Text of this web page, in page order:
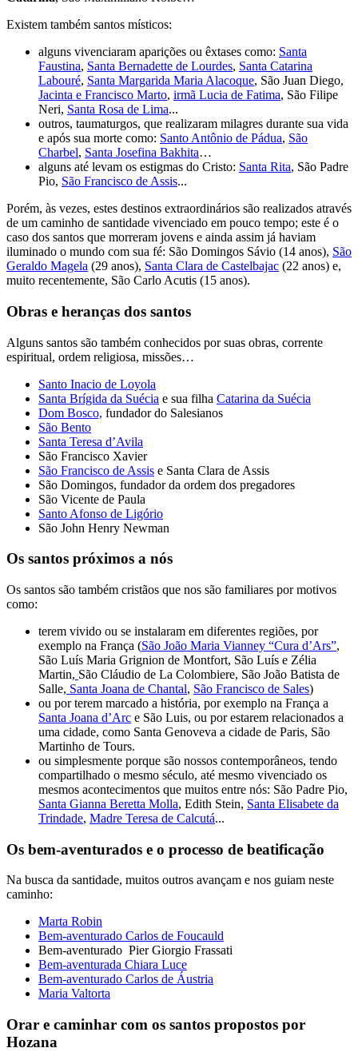
Existem também santos místicos:
alguns vivenciaram aparições ou êxtases como: Santa
Faustina, Santa Bernadette de Lourdes, Santa Catarina
Labouré, Santa Margarida Maria Alacoque, São Juan Diego,
Jacinta e Francisco Marto, irmã Lucia de Fatima, São Filipe
Neri, Santa Rosa de Lima...
outros, taumaturgos, que realizaram milagres durante sua vida
e após sua morte como: Santo Antônio de Pádua, São
Charbel, Santa Josefina Bakhita…
alguns até levam os estigmas do Cristo: Santa Rita, São Padre
Pio, São Francisco de Assis...
Porém, às vezes, estes destinos extraordinários são realizados através
de um caminho de santidade vivenciado em pouco tempo; este é o
caso dos santos que morreram jovens e ainda assim já haviam
iluminado o mundo com sua fé: São Domingos Sávio (14 anos), São
Geraldo Magela (29 anos), Santa Clara de Castelbajac (22 anos) e,
muito recentemente, São Carlo Acutis (15 anos).
Obras e heranças dos santos
Alguns santos são também conhecidos por suas obras, corrente
espiritual, ordem religiosa, missões…
Santo Inacio de Loyola
Santa Brígida da Suécia e sua filha Catarina da Suécia
Dom Bosco, fundador do Salesianos
São Bento
Santa Teresa d’Avila
São Francisco Xavier
São Francisco de Assis e Santa Clara de Assis
São Domingos, fundador da ordem dos pregadores
São Vicente de Paula
Santo Afonso de Ligório
São John Henry Newman
Os santos próximos a nós
Os santos são também cristãos que nos são familiares por motivos
como:
terem vivido ou se instalaram em diferentes regiões, por
exemplo na França (São João Maria Vianney “Cura d’Ars”,
São Luís Maria Grignion de Montfort, São Luís e Zélia
Martin, São Cláudio de La Colombiere, São João Batista de
Salle, Santa Joana de Chantal, São Francisco de Sales)
ou por terem marcado a história, por exemplo na França a
Santa Joana d’Arc e São Luis, ou por estarem relacionados a
uma cidade, como Santa Genoveva a cidade de Paris, São
Martinho de Tours.
ou simplesmente porque são nossos contemporâneos, tendo
compartilhado o mesmo século, até mesmo vivenciado os
mesmos acontecimentos que muitos entre nós: São Padre Pio,
Santa Gianna Beretta Molla, Edith Stein, Santa Elisabete da
Trindade, Madre Teresa de Calcutá...
Os bem-aventurados e o processo de beatificação
Na busca da santidade, muitos outros avançam e nos guiam neste
caminho:
Marta Robin
Bem-aventurado Carlos de Foucauld
Bem-aventurado Pier Giorgio Frassati
Bem-aventurada Chiara Luce
Bem-aventurado Carlos de Áustria
Maria Valtorta
Orar e caminhar com os santos propostos por
Hozana